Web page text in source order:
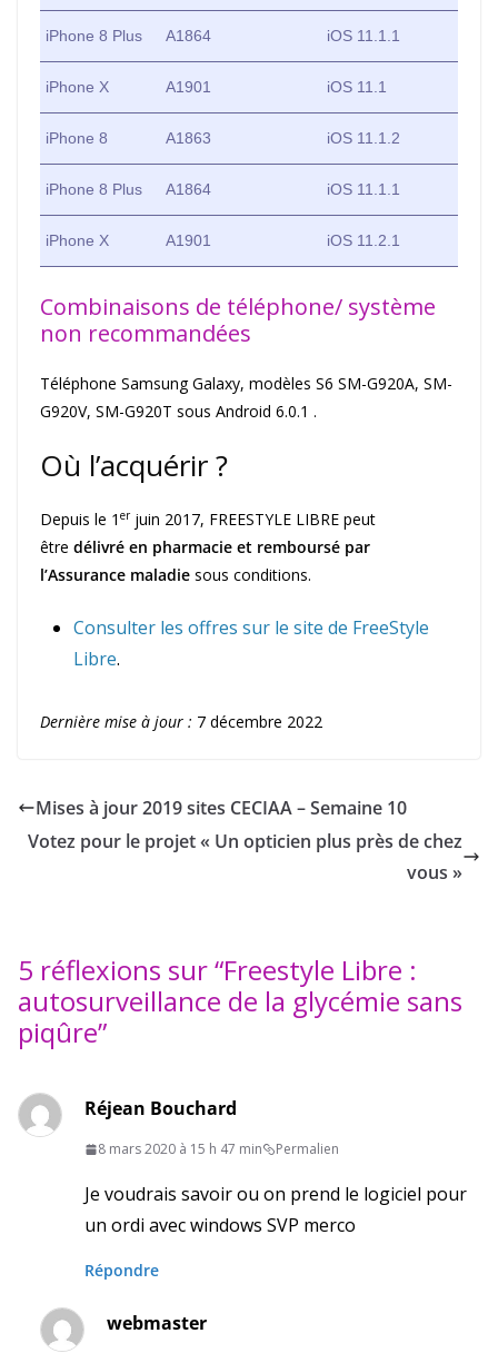
iPhone 8 Plus A1864 iOS 11.1.1
iPhone X A1901 iOS 11.1
iPhone 8 A1863 iOS 11.1.2
iPhone 8 Plus A1864 iOS 11.1.1
iPhone X A1901 iOS 11.2.1
Combinaisons de téléphone/ système
non recommandées
Téléphone Samsung Galaxy, modèles S6 SM-G920A, SM-
G920V, SM-G920T sous Android 6.0.1 .
Où l’acquérir ?
Depuis le 1 erjuin 2017, FREESTYLE LIBRE peut
être délivré en pharmacie et remboursé par
l’Assurance maladie sous conditions.
Consulter les offres sur le site de FreeStyle
Libre.
Dernière mise à jour : 7 décembre 2022
Mises à jour 2019 sites CECIAA – Semaine 10
Votez pour le projet « Un opticien plus près de chez
vous »
5 réflexions sur “Freestyle Libre :
autosurveillance de la glycémie sans
piqûre”
Réjean Bouchard
8 mars 2020 à 15 h 47 min Permalien
Je voudrais savoir ou on prend le logiciel pour
un ordi avec windows SVP merco
Répondre
webmaster